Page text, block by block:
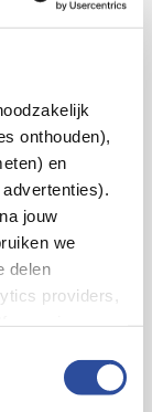
onthouden),
en
jouw
we
delen
providers,
je keuze op